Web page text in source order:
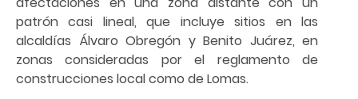
patrón casi lineal, que incluye sitios en las
alcaldías Álvaro Obregón y Benito Juárez, en
zonas consideradas por el reglamento de
construcciones local como de Lomas.